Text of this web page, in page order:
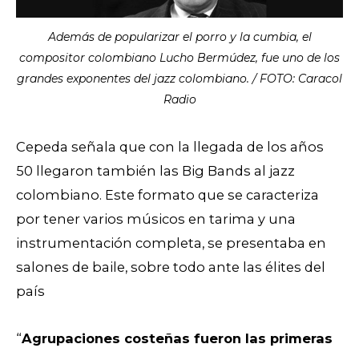
Además de popularizar el porro y la cumbia, el
compositor colombiano Lucho Bermúdez, fue uno de los
grandes exponentes del jazz colombiano. / FOTO: Caracol
Radio
Cepeda señala que con la llegada de los años
50 llegaron también las Big Bands al jazz
colombiano. Este formato que se caracteriza
por tener varios músicos en tarima y una
instrumentación completa, se presentaba en
salones de baile, sobre todo ante las élites del
país
“Agrupaciones costeñas fueron las primeras